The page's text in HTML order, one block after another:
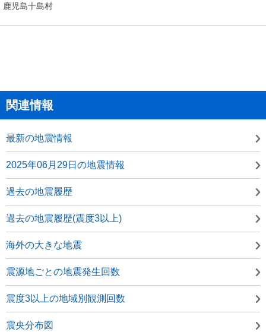
鹿児島十島村
関連情報
最新の地震情報
2025年06月29日の地震情報
過去の地震履歴
過去の地震履歴(震度3以上)
海外の大きな地震
震源地ごとの地震発生回数
震度3以上の地域別観測回数
震央分布図